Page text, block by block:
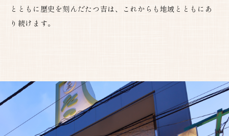
とともに歴史を刻んだたつ吉は、これからも地域とともにあ
り続けます。